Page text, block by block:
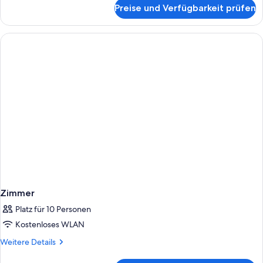
Preise und Verfügbarkeit prüfen
Zimmer
Platz für 10 Personen
Kostenloses WLAN
Weitere Details
Weitere